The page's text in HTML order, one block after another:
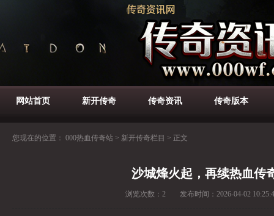
网站首页 新开传奇 传奇资讯 传奇版本
您现在的位置： 000热血传奇站 > 新开传奇栏目 > 正文
沙城烽火起，再续热血传
浏览次数： 2 发布时间： 2026-04-02